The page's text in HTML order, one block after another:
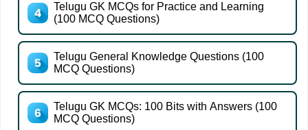
Telugu GK MCQs for Practice and Learning
(100 MCQ Questions)
Telugu General Knowledge Questions (100
MCQ Questions)
Telugu GK MCQs: 100 Bits with Answers (100
MCQ Questions)